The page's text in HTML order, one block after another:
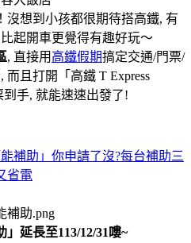
沒想到小孩都很期待搭高鐵, 有
起開車更覺得有趣好玩～
, 直接用 高鐵假期搞定交通/門票/
且打開「高鐵 T Express
手, 就能速速出發了!
補助」你申請了沒?每台補助三
省電
」延長至113/12/31嘍~